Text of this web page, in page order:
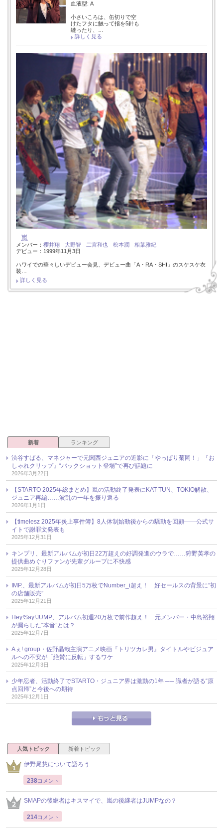
血液型: A
小さいころは、缶切りで空
けたフタに触って指を5針も
縫ったり、…
詳しく見る
嵐
メンバー： 櫻井翔 大野智 二宮和也 松本潤
相葉雅紀
デビュー：1999年11月3日
ハワイでの華々しいデビュー会見、デビュー曲「A・RA・SHI」のスケスケ衣
装…
詳しく見る
新着 ランキング
渋谷すばる、マネジャーで元関西ジュニアの近影に「やっぱり菊岡！」『お
しゃれクリップ』“バックショット登場”で再び話題に
2026年3月22日
【STARTO 2025年総まとめ】嵐の活動終了発表にKAT-TUN、TOKIO解散、
ジュニア再編……波乱の一年を振り返る
2026年1月1日
【timelesz 2025年炎上事件簿】8人体制始動後からの騒動を回顧――公式サ
イトで謝罪文発表も
2025年12月31日
キンプリ、最新アルバムが初日22万超えの好調発進のウラで……狩野英孝の
提供曲めぐりファンが先輩グループに不快感
2025年12月28日
IMP.、最新アルバムが初日5万枚でNumber_i超え！ 好セールスの背景に“初
の店舗販売”
2025年12月21日
Hey!Say!JUMP、アルバム初週20万枚で前作超え！ 元メンバー・中島裕翔
が漏らした“本音”とは？
2025年12月7日
Aぇ! group・佐野晶哉主演アニメ映画『トリツカレ男』タイトルやビジュア
ルへの不安が「絶賛に反転」するワケ
2025年12月3日
少年忍者、活動終了でSTARTO・ジュニア界は激動の1年 ── 識者が語る“原
点回帰”と今後への期待
2025年12月1日
人気トピック 新着トピック
伊野尾慧について語ろう
238コメント
SMAPの後継者はキスマイで、嵐の後継者はJUMPなの？
214コメント